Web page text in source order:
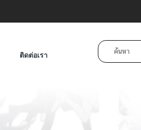
ติดต่อเรา